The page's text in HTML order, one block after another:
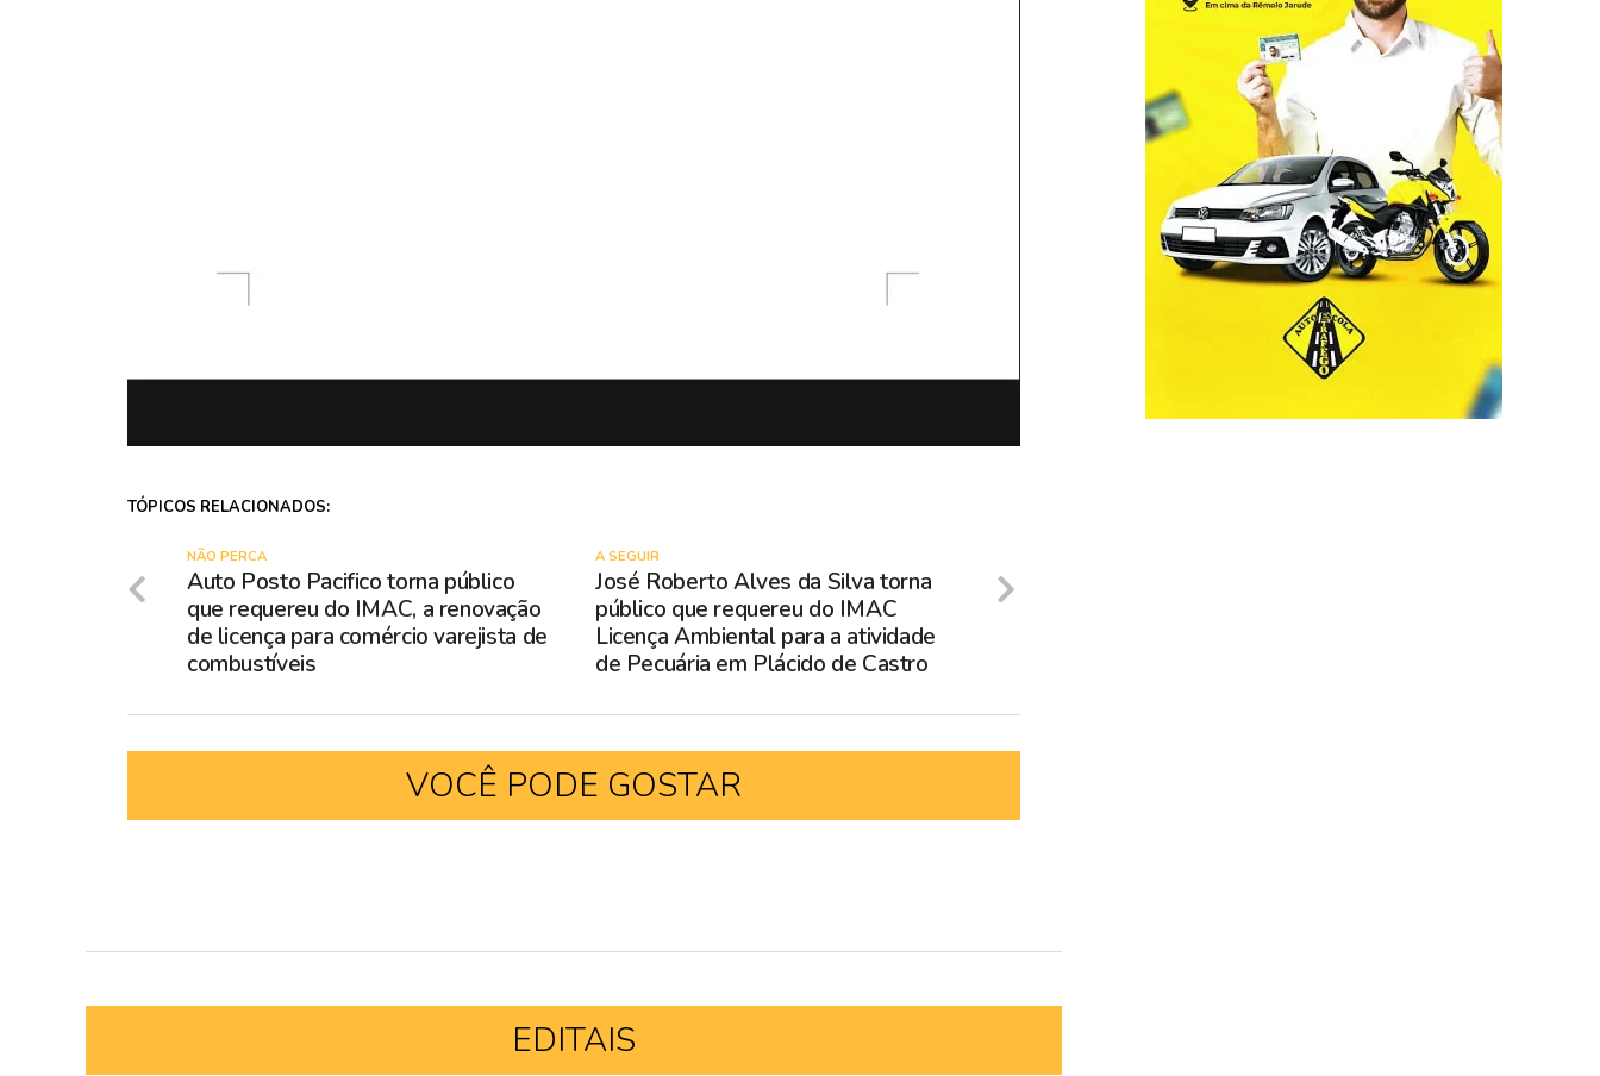
TÓPICOS RELACIONADOS:
A SEGUIR
José Roberto Alves da Silva torna
público que requereu do IMAC
Licença Ambiental para a atividade
de Pecuária em Plácido de Castro
NÃO PERCA
Auto Posto Pacifico torna público
que requereu do IMAC, a renovação
de licença para comércio varejista de
combustíveis
VOCÊ PODE GOSTAR
EDITAIS